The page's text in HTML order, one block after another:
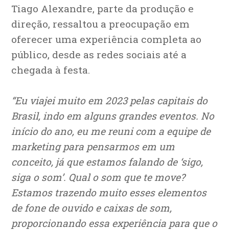
Tiago Alexandre, parte da produção e
direção, ressaltou a preocupação em
oferecer uma experiência completa ao
público, desde as redes sociais até a
chegada à festa.
“Eu viajei muito em 2023 pelas capitais do
Brasil, indo em alguns grandes eventos. No
início do ano, eu me reuni com a equipe de
marketing para pensarmos em um
conceito, já que estamos falando de ‘sigo,
siga o som’. Qual o som que te move?
Estamos trazendo muito esses elementos
de fone de ouvido e caixas de som,
proporcionando essa experiência para que o